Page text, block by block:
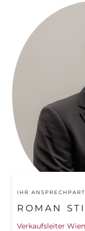
IHR
ROMAN
Verkaufsleiter